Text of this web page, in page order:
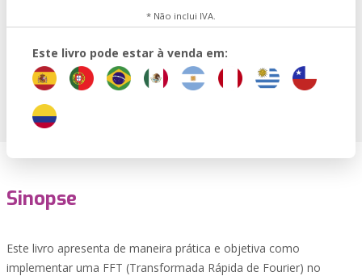
* Não inclui IVA.
Este livro pode estar à venda em:
Sinopse
Este livro apresenta de maneira prática e objetiva como
implementar uma FFT (Transformada Rápida de Fourier) no